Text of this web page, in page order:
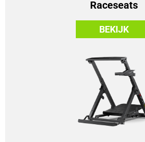
Raceseats
BEKIJK